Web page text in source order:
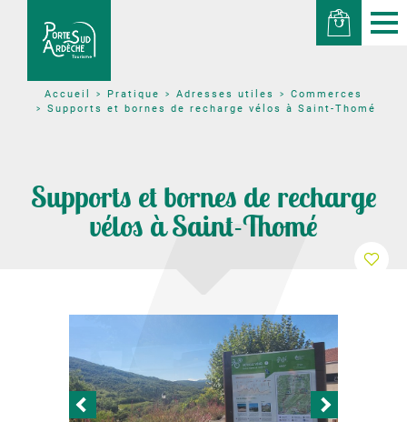
Accueil Pratique Adresses utiles
Commerces
Supports et bornes de recharge vélos à Saint-Thomé
Supports et bornes de recharge
vélos à Saint-Thomé